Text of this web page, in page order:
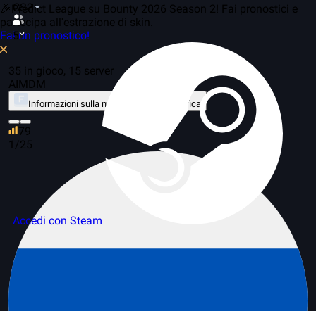
CS2
5
Accedi con Steam
🎉Predict League su Bounty 2026 Season 2! Fai pronostici e
partecipa all'estrazione di skin.
Fai un pronostico!
35 in gioco, 15 server
AIMDM
Informazioni sulla modalità Classifica
79
1/25